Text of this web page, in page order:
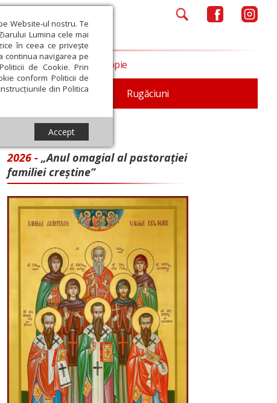
Website-ul nostru. Te
Lumina cele mai
în ceea ce privește
continua navigarea pe
de Cookie. Prin
conform Politicii de
din Politica
Accept
Liturgica Patristica Rugăciuni
Opinii Filantropie
2026 - „Anul omagial al pastorației
familiei creștine”